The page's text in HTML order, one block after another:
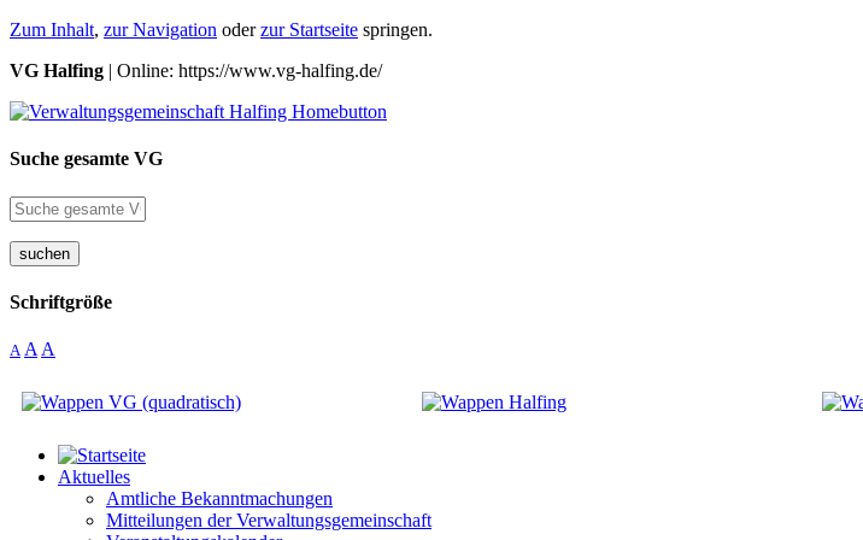
Zum Inhalt, zur Navigation oderzur Startseite springen.
VG Halfing | Online: https://www.vg-halfing.de/
Suche gesamte VG
suchen
Schriftgröße
A A A
Aktuelles
Amtliche Bekanntmachungen
Mitteilungen der Verwaltungsgemeinschaft